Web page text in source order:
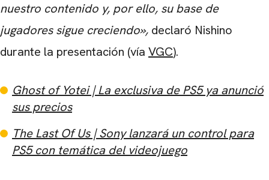
nuestro contenido y, por ello, su base de
jugadores sigue creciendo», declaró Nishino
durante la presentación (vía VGC).
Ghost of Yotei | La exclusiva de PS5 ya anunció
sus precios
The Last Of Us | Sony lanzará un control para
PS5 con temática del videojuego